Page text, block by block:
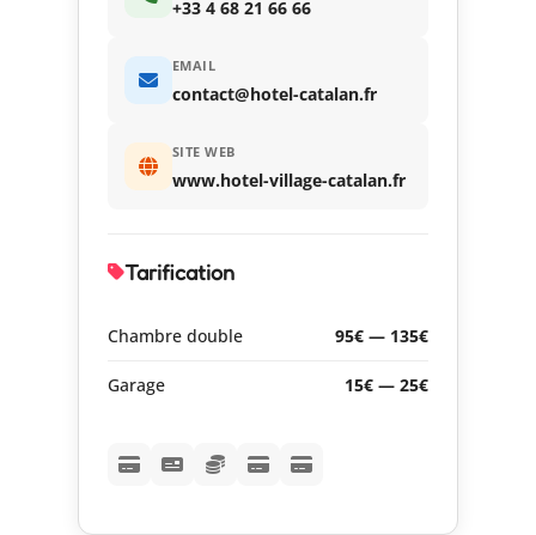
+33 4 68 21 66 66
EMAIL
contact@hotel-catalan.fr
SITE WEB
www.hotel-village-catalan.fr
Tarification
Chambre double 95€ — 135€
Garage 15€ — 25€